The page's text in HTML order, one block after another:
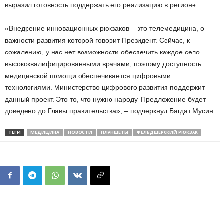
выразил готовность поддержать его реализацию в регионе.
«Внедрение инновационных рюкзаков – это телемедицина, о
важности развития которой говорит Президент. Сейчас, к
сожалению, у нас нет возможности обеспечить каждое село
высококвалифицированными врачами, поэтому доступность
медицинской помощи обеспечивается цифровыми
технологиями. Министерство цифрового развития поддержит
данный проект. Это то, что нужно народу. Предложение будет
доведено до Главы правительства», – подчеркнул Багдат Мусин.
ТЕГИ МЕДИЦИНА НОВОСТИ ПЛАНШЕТЫ ФЕЛЬДШЕРСКИЙ РЮКЗАК